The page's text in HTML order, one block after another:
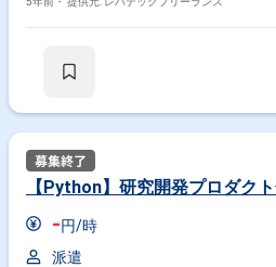
【Python】研究開発プロダク
-円/時
派遣